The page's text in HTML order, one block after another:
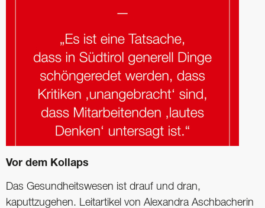
Vor dem Kollaps
Das Gesundheitswesen ist drauf und dran,
kaputtzugehen. Leitartikel von Alexandra Aschbacherin